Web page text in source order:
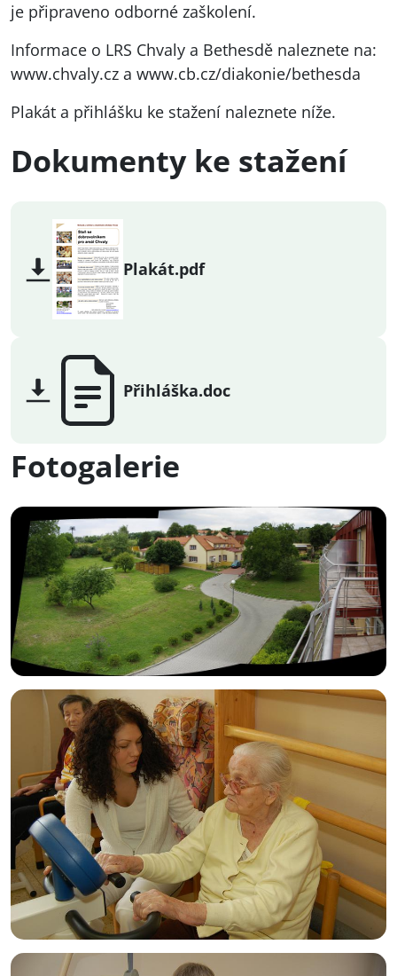
je připraveno odborné zaškolení.
Informace o LRS Chvaly a Bethesdě naleznete na:
www.chvaly.cz a www.cb.cz/diakonie/bethesda
Plakát a přihlášku ke stažení naleznete níže.
Dokumenty ke stažení
Plakát.pdf
Přihláška.doc
Fotogalerie